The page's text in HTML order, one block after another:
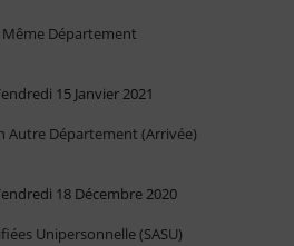
Département
15 Janvier 2021
Autre Département (Arrivée)
18 Décembre 2020
Unipersonnelle (SASU)